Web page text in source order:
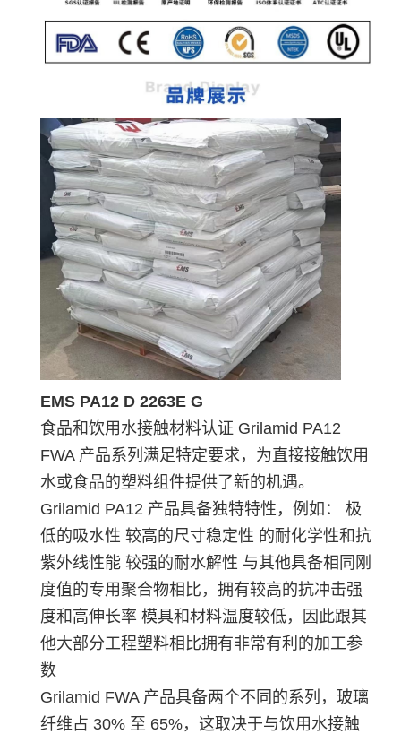
EMS PA12 D 2263E G
食品和饮用水接触材料认证 Grilamid PA12
FWA 产品系列满足特定要求，为直接接触饮用
水或食品的塑料组件提供了新的机遇。
Grilamid PA12 产品具备独特特性，例如： 极
低的吸水性 较高的尺寸稳定性 的耐化学性和抗
紫外线性能 较强的耐水解性 与其他具备相同刚
度值的专用聚合物相比，拥有较高的抗冲击强
度和高伸长率 模具和材料温度较低，因此跟其
他大部分工程塑料相比拥有非常有利的加工参
数
Grilamid FWA 产品具备两个不同的系列，玻璃
纤维占 30% 至 65%，这取决于与饮用水接触